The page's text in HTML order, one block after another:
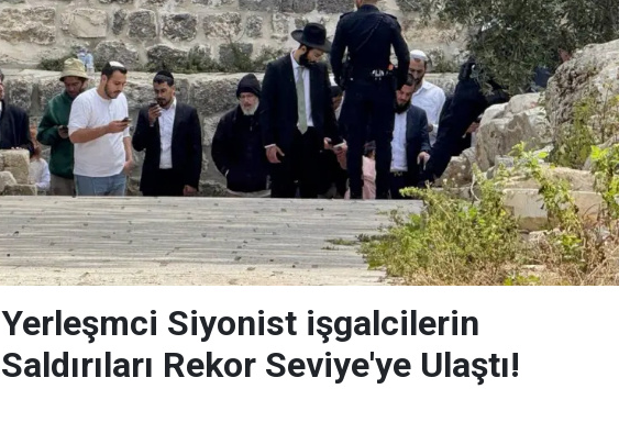
Yerleşmci Siyonist işgalcilerin
Saldırıları Rekor Seviye'ye Ulaştı!